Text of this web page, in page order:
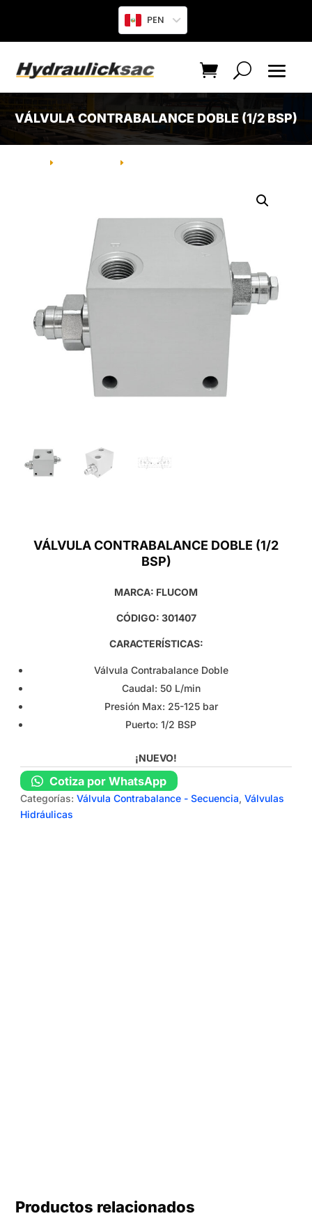
PEN
VÁLVULA CONTRABALANCE DOBLE (1/2 BSP)
E E
VÁLVULA CONTRABALANCE DOBLE (1/2
BSP)
MARCA: FLUCOM
CÓDIGO: 301407
CARACTERÍSTICAS:
Válvula Contrabalance Doble
Caudal: 50 L/min
Presión Max: 25-125 bar
Puerto: 1/2 BSP
¡NUEVO!
Cotiza por WhatsApp
Categorías:Válvula Contrabalance - Secuencia,Válvulas
Hidráulicas
Productos relacionados